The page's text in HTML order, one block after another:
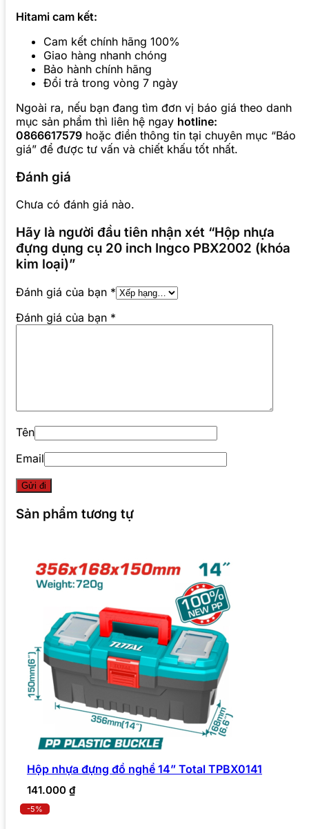
Hitami cam kết:
Cam kết chính hãng 100%
Giao hàng nhanh chóng
Bảo hành chính hãng
Đổi trả trong vòng 7 ngày
Ngoài ra, nếu bạn đang tìm đơn vị báo giá theo danh
mục sản phẩm thì liên hệ ngay hotline:
0866617579 hoặc điền thông tin tại chuyên mục “Báo
giá” để được tư vấn và chiết khấu tốt nhất.
Đánh giá
Chưa có đánh giá nào.
Hãy là người đầu tiên nhận xét “Hộp nhựa
đựng dụng cụ 20 inch Ingco PBX2002 (khóa
kim loại)”
Đánh giá của bạn *
Đánh giá của bạn *
Tên
Email
Sản phẩm tương tự
Hộp nhựa đựng đồ nghề 14” Total TPBX0141
141.000 ₫
-5%